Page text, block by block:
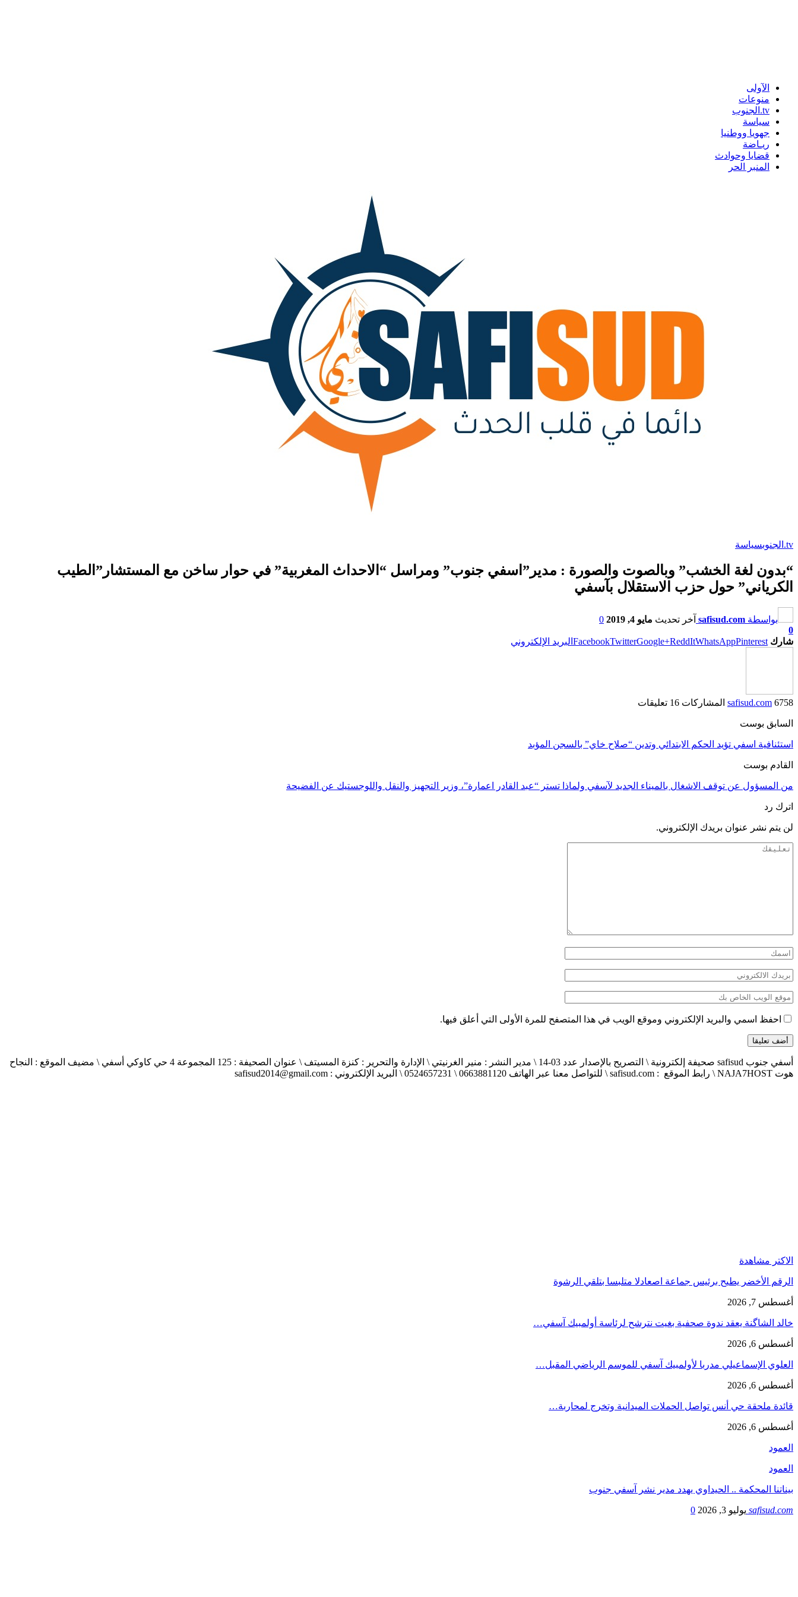
الآولى
منوعات
tv.الجنوب
سياسة
جهويا ووطنيا
ريـاضة
قضايا وحوادث
المنبر الحر
tv.الجنوب سياسة
“بدون لغة الخشب” وبالصوت والصورة : مدير”اسفي جنوب” ومراسل “الاحداث المغربية” في حوار ساخن مع المستشار”الطيب
الكرياني” حول حزب الاستقلال بآسفي
بواسطة safisud.com آخر تحديث مايو 4, 2019
0
0
شارك
FacebookTwitterGoogle+ReddItWhatsAppPinterest البريد الإلكتروني
safisud.com 6758 المشاركات 16 تعليقات
السابق بوست
استئنافية اسفي تؤيد الحكم الابتدائي وتدين “صلاح خاي” بالسجن المؤبد
القادم بوست
من المسؤول عن توقف الاشغال بالميناء الجديد لآسفي ولماذا تستر “عبد القادر اعمارة”، وزير التجهيز والنقل واللوجستيك عن الفضيحة
اترك رد
لن يتم نشر عنوان بريدك الإلكتروني.
احفظ اسمي والبريد الإلكتروني وموقع الويب في هذا المتصفح للمرة الأولى التي أعلق فيها.
أسفي جنوب safisud صحيفة إلكترونية \ التصريح بالإصدار عدد 03-14 \ مدير النشر : منير الغرنيتي \ الإدارة والتحرير : كنزة المسيتف \ عنوان الصحيفة : 125 المجموعة 4 حي كاوكي أسفي \ مضيف الموقع : النجاح
هوت NAJA7HOST \ رابط الموقع : safisud.com \ للتواصل معنا عبر الهاتف 0663881120 \ 0524657231 \ البريد الإلكتروني : safisud2014@gmail.com
الاكتر مشاهدة
الرقم الأخضر يطيح برئيس جماعة اصعادلا متلبسا بتلقي الرشوة
أغسطس 7, 2026
خالد الشاگنة يعقد ندوة صحفية بغيت نترشح لرئاسة أولمبيك آسفي…
أغسطس 6, 2026
العلوي الإسماعيلي مدربا لأولمبيك آسفي للموسم الرياضي المقبل…
أغسطس 6, 2026
قائدة ملحقة حي أنس تواصل الحملات الميدانية وتخرج لمحاربة…
أغسطس 6, 2026
العمود
العمود
بيناتنا المحكمة .. الحيداوي يهدد مدير نشر آسفي جنوب
safisud.com يوليو 3, 2026 0